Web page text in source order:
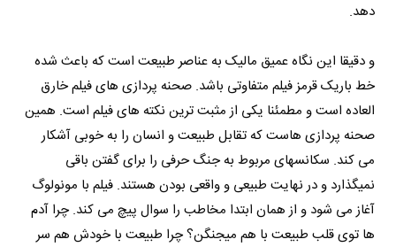
دهد.
و دقیقا این نگاه عمیق مالیک به عناصر طبیعت است که باعث شده
خط باریک قرمز فیلم متفاوتی باشد. صحنه پردازی های فیلم خارق
العاده است و مطمئنا یکی از مثبت ترین نکته های فیلم است. همین
صحنه پردازی هاست که تقابل طبیعت و انسان را به خوبی آشکار
می کند. سکانسهای مربوط به جنگ حرفی را برای گفتن باقی
نمیگذارد و در نهایت طبیعی و واقعی بودن هستند. فیلم با مونولوگ
آغاز می شود و از همان ابتدا مخاطب را سوال پیچ می کند. چرا آدم
ها توی قلب طبیعت با هم میجنگن؟ چرا طبیعت با خودش هم سر